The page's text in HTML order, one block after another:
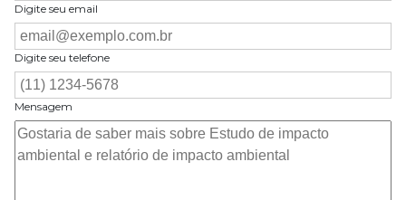
Digite seu email
Digite seu telefone
Mensagem